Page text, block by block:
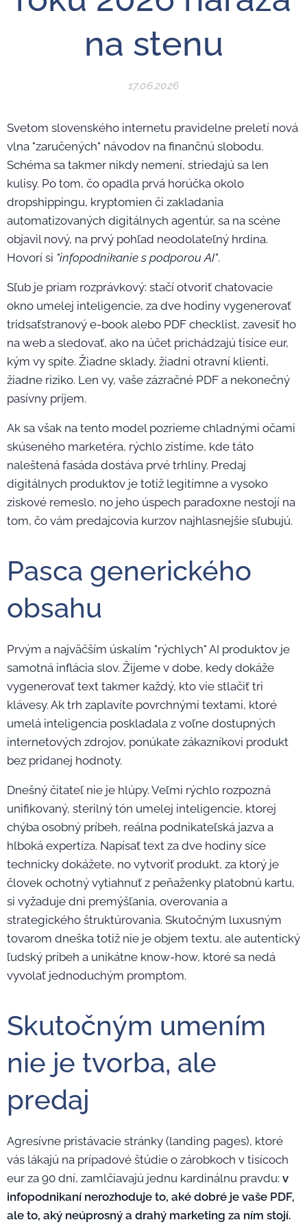
na stenu
17.06.2026
Svetom slovenského internetu pravidelne preletí nová
vlna "zaručených" návodov na finančnú slobodu.
Schéma sa takmer nikdy nemení, striedajú sa len
kulisy. Po tom, čo opadla prvá horúčka okolo
dropshippingu, kryptomien či zakladania
automatizovaných digitálnych agentúr, sa na scéne
objavil nový, na prvý pohľad neodolateľný hrdina.
Hovorí si "infopodnikanie s podporou AI".
Sľub je priam rozprávkový: stačí otvoriť chatovacie
okno umelej inteligencie, za dve hodiny vygenerovať
tridsaťstranový e-book alebo PDF checklist, zavesiť ho
na web a sledovať, ako na účet prichádzajú tisíce eur,
kým vy spíte. Žiadne sklady, žiadni otravní klienti,
žiadne riziko. Len vy, vaše zázračné PDF a nekonečný
pasívny príjem.
Ak sa však na tento model pozrieme chladnými očami
skúseného marketéra, rýchlo zistíme, kde táto
naleštená fasáda dostáva prvé trhliny. Predaj
digitálnych produktov je totiž legitímne a vysoko
ziskové remeslo, no jeho úspech paradoxne nestojí na
tom, čo vám predajcovia kurzov najhlasnejšie sľubujú.
Pasca generického
obsahu
Prvým a najväčším úskalím "rýchlych" AI produktov je
samotná inflácia slov. Žijeme v dobe, kedy dokáže
vygenerovať text takmer každý, kto vie stlačiť tri
klávesy. Ak trh zaplavíte povrchnými textami, ktoré
umelá inteligencia poskladala z voľne dostupných
internetových zdrojov, ponúkate zákazníkovi produkt
bez pridanej hodnoty.
Dnešný čitateľ nie je hlúpy. Veľmi rýchlo rozpozná
unifikovaný, sterilný tón umelej inteligencie, ktorej
chýba osobný príbeh, reálna podnikateľská jazva a
hlboká expertíza. Napísať text za dve hodiny síce
technicky dokážete, no vytvoriť produkt, za ktorý je
človek ochotný vytiahnuť z peňaženky platobnú kartu,
si vyžaduje dni premýšľania, overovania a
strategického štruktúrovania. Skutočným luxusným
tovarom dneška totiž nie je objem textu, ale autentický
ľudský príbeh a unikátne know-how, ktoré sa nedá
vyvolať jednoduchým promptom.
Skutočným umením
nie je tvorba, ale
predaj
Agresívne pristávacie stránky (landing pages), ktoré
vás lákajú na prípadové štúdie o zárobkoch v tisícoch
eur za 90 dní, zamlčiavajú jednu kardinálnu pravdu: v
infopodnikaní nerozhoduje to, aké dobré je vaše PDF,
ale to, aký neúprosný a drahý marketing za ním stojí.